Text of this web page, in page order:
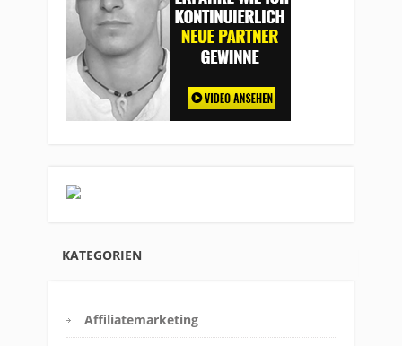
KATEGORIEN
Affiliatemarketing